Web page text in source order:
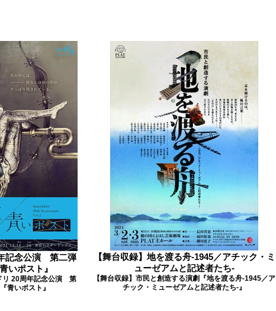
記念公演 第二弾
いポスト』
リ 20周年記念公演 第
青いポスト』
【舞台収録】地を渡る舟-1945／アチック・ミ
ューゼアムと記述者たち-
【舞台収録】市民と創造する演劇『地を渡る舟-1945／ア
チック・ミューゼアムと記述者たち-』